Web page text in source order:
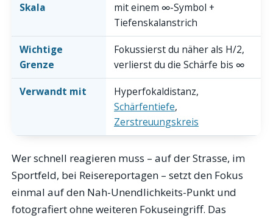
Skala
mit einem ∞-Symbol +
Tiefenskalanstrich
Wichtige
Grenze
Fokussierst du näher als H/2,
verlierst du die Schärfe bis ∞
Verwandt mit
Hyperfokaldistanz,
Schärfentiefe,
Zerstreuungskreis
Wer schnell reagieren muss – auf der Strasse, im
Sportfeld, bei Reisereportagen – setzt den Fokus
einmal auf den Nah-Unendlichkeits-Punkt und
fotografiert ohne weiteren Fokuseingriff. Das